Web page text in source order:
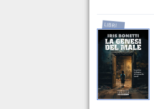
LIBRI